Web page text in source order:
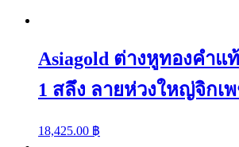
Asiagold ต่างหูทองคำแ
1 สลึง ลายห่วงใหญ่จิกเ
18,425.00 ฿